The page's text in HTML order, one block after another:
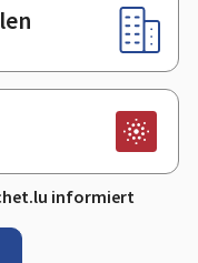
informiert